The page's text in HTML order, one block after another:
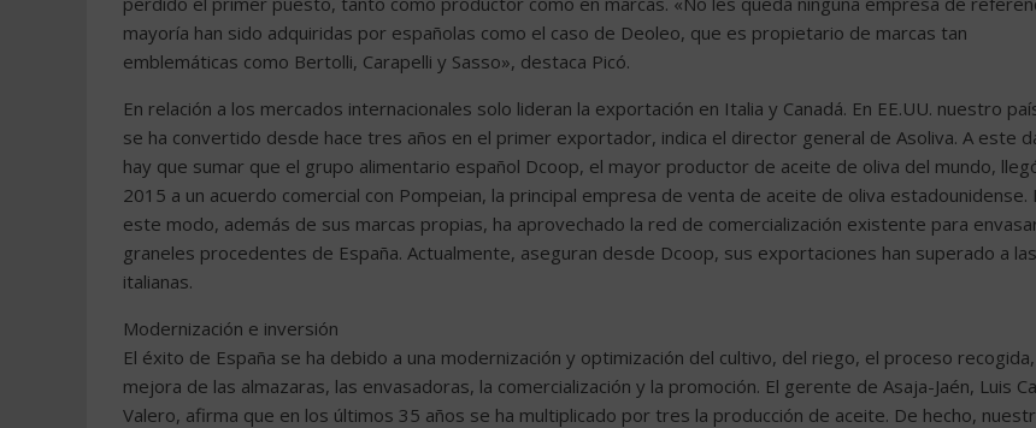
mayoría han sido adquiridas por españolas como el caso de Deoleo, que es propietario de marcas tan
emblemáticas como Bertolli, Carapelli y Sasso», destaca Picó.
En relación a los mercados internacionales solo lideran la exportación en Italia y Canadá. En EE.UU. nuestro
se ha convertido desde hace tres años en el primer exportador, indica el director general de Asoliva. A este
hay que sumar que el grupo alimentario español Dcoop, el mayor productor de aceite de oliva del mundo,
2015 a un acuerdo comercial con Pompeian, la principal empresa de venta de aceite de oliva estadounidense.
este modo, además de sus marcas propias, ha aprovechado la red de comercialización existente para
graneles procedentes de España. Actualmente, aseguran desde Dcoop, sus exportaciones han superado a las
italianas.
Modernización e inversión
El éxito de España se ha debido a una modernización y optimización del cultivo, del riego, el proceso
mejora de las almazaras, las envasadoras, la comercialización y la promoción. El gerente de Asaja-Jaén, Luis
Valero, afirma que en los últimos 35 años se ha multiplicado por tres la producción de aceite. De hecho,